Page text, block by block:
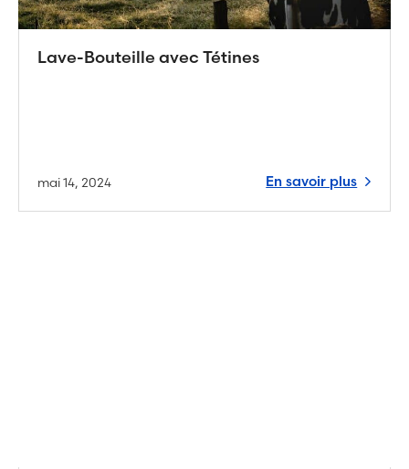
Lave-Bouteille avec Tétines
mai 14, 2024 En savoir plus